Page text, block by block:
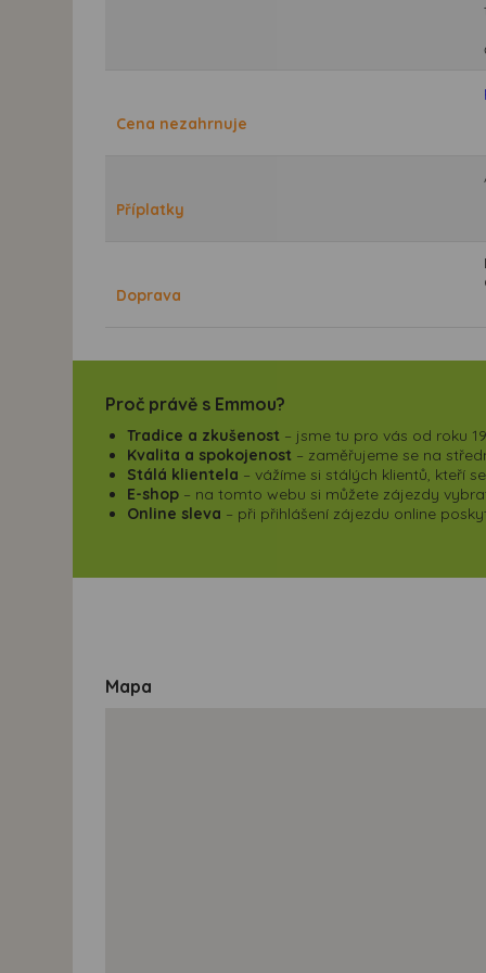
Cena nezahrnuje
Příplatky
Doprava
Proč právě s Emmou?
Tradice a zkušenost – jsme tu pro vás od roku
Kvalita a spokojenost – zaměřujeme se na
Stálá klientela – vážíme si stálých klientů, kteří
E-shop – na tomto webu si můžete zájezdy
Online sleva – při přihlášení zájezdu online
Mapa